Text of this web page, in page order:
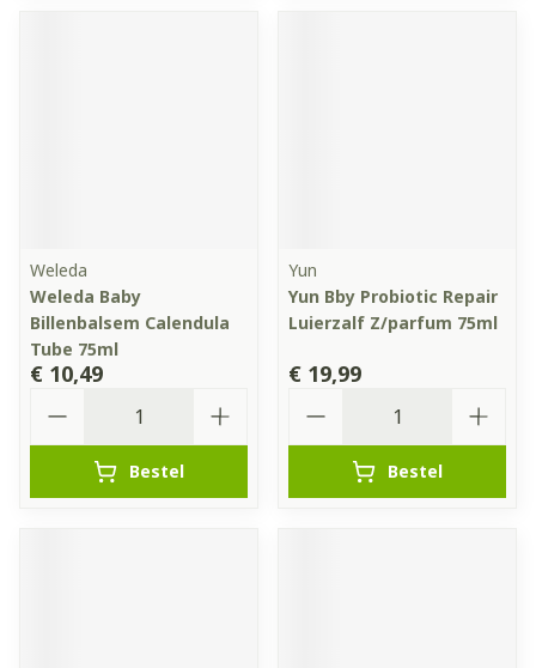
Weleda
Weleda Baby
Billenbalsem Calendula
Tube 75ml
€ 10,49
Bestel
Yun
Yun Bby Probiotic Repair
Luierzalf Z/parfum 75ml
€ 19,99
Bestel